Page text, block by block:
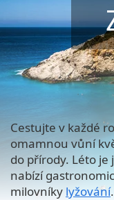
Cestujte v každé
omamnou vůní
do přírody. Léto
nabízí
milovníky lyžování